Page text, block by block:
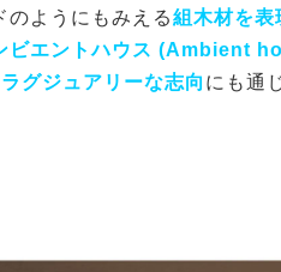
のようにもみえる組木材を表
ビエントハウス (Ambient
ラグジュアリーな志向 にも通